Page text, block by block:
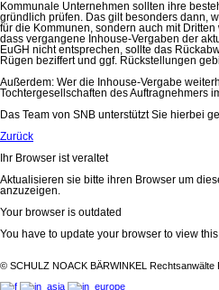
Kommunale Unternehmen sollten ihre
gründlich prüfen. Das gilt besonders dann,
für die Kommunen, sondern auch mit
dass vergangene Inhouse-Vergaben der
EuGH nicht entsprechen, sollte das
Rügen beziffert und ggf. Rückstellungen
Außerdem: Wer die Inhouse-Vergabe
Tochtergesellschaften des Auftragnehmers
Das Team von SNB unterstützt Sie hierbei
Zurück
Ihr Browser ist veraltet
Aktualisieren sie bitte ihren Browser um
anzuzeigen.
Your browser is outdated
You have to update your browser to view
© SCHULZ NOACK BÄRWINKEL Rechtsanwälte